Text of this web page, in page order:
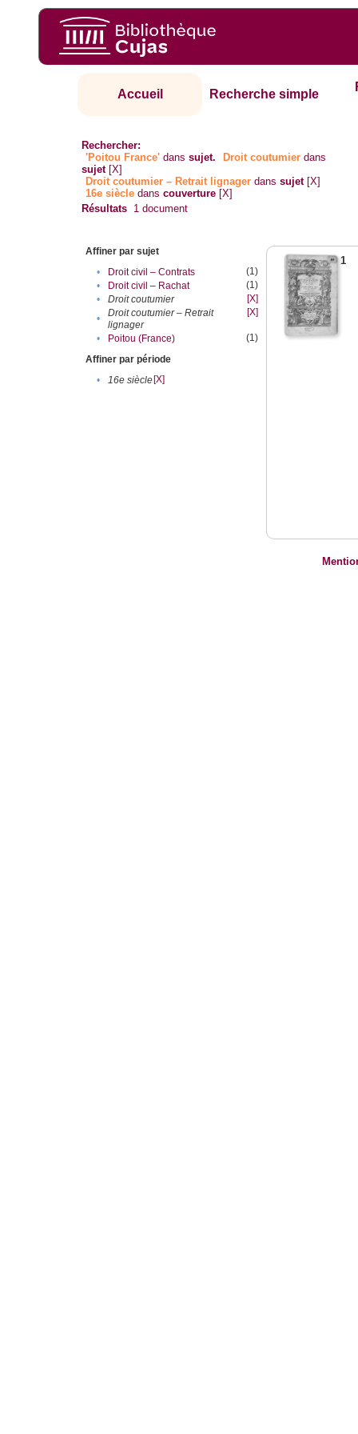
Accueil Recherche simple
Rechercher:
'Poitou France' danssujet. Droit coutumier dans
sujet [X]
Droit coutumier – Retrait lignager danssujet [X]
16e siècle danscouverture [X]
Résultats 1 document
Affiner par sujet
•
Droit civil – Contrats
(1)
•
Droit civil – Rachat
(1)
•
Droit coutumier
[X]
•
Droit coutumier – Retrait
lignager
[X]
• Poitou (France)
(1)
Affiner par période
•
16e siècle[X]
1